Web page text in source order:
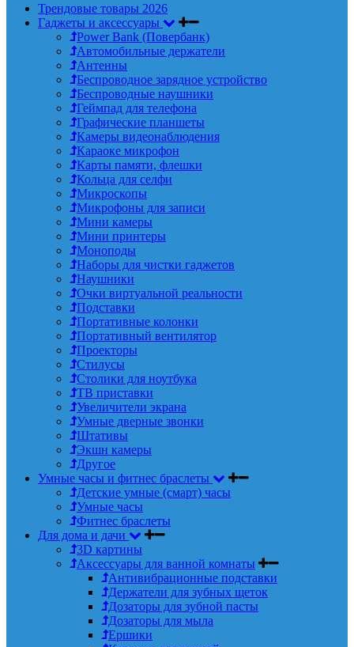
Трендовые товары 2026
Гаджеты и аксессуары
Power Bank (Повербанк)
Автомобильные держатели
Антенны
Беспроводное зарядное устройство
Беспроводные наушники
Геймпад для телефона
Графические планшеты
Камеры видеонаблюдения
Караоке микрофон
Карты памяти, флешки
Кольца для селфи
Микроскопы
Микрофоны для записи
Мини камеры
Мини принтеры
Моноподы
Наборы для чистки гаджетов
Наушники
Очки виртуальной реальности
Подставки
Портативные колонки
Портативный вентилятор
Проекторы
Стилусы
Столики для ноутбука
ТВ приставки
Увеличители экрана
Умные дверные звонки
Штативы
Экшн камеры
Другое
Умные часы и фитнес браслеты
Детские умные (смарт) часы
Умные часы
Фитнес браслеты
Для дома и дачи
3D картины
Аксессуары для ванной комнаты
Антивибрационные подставки
Держатели для зубных щеток
Дозаторы для зубной пасты
Дозаторы для мыла
Ершики